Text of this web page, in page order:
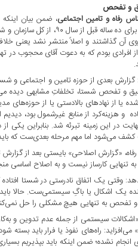
و تفحص
رفاه و تامین اجتماعی، ضمن بیان
می‌گوید: قبل از این،
آن گذاشتند و اصلاً منتشر نشد یعنی
افرادی بودم که به دعوت آقای محجوب در
بعدی از حوزه تامین و اجتماعی و
و تفحص شستا، تخلفاتِ مشابهی دیده
یا از نهادهای بالادستی یا از
و هزینه‌کرد از منابع غیرشمول بود،
نهایت در این زمینه تبرئه شد. بنابراین
کشف می‌شود اما مهم مرحله بعدی‌ست که باید
«گزارش اصلاحی» بایستی بعد از
کارساز نیست و به اصلاح اساسی
وقتی یک اتفاق نادرستی در شستا افتاده
یک اشکال یا باگِ سیستمی‌ست. حالا
تفحص به تنهایی هیچ مشکلی را حل
سیستمی از جمله عدم تدوین و
می‌افزاید: راه‌های نفوذ یا فرار باید بسته
انجام نشده؛ ضمن اینکه باید بپذیریم